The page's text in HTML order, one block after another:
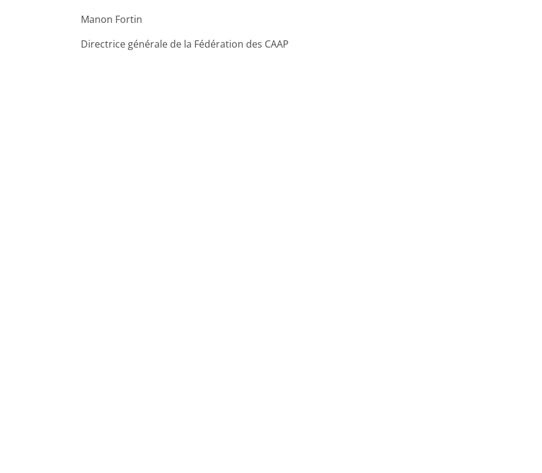
Manon Fortin
Directrice générale de la Fédération des CAAP